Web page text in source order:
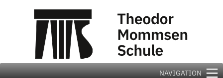
NAVIGATION